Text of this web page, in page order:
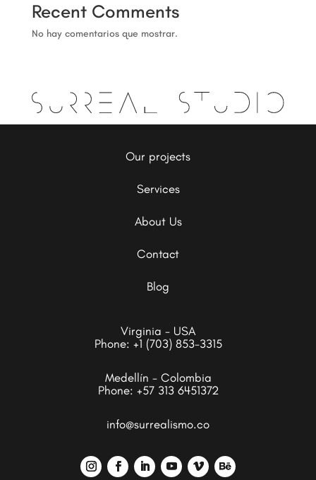
Recent Comments
No hay comentarios que mostrar.
Our projects
Services
About Us
Contact
Blog
Virginia - USA
Phone: +1 (703) 853-3315
Medellín - Colombia
Phone: +57 313 6451372
info@surrealismo.co